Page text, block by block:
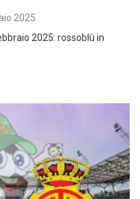
2025
2025: rossoblù in